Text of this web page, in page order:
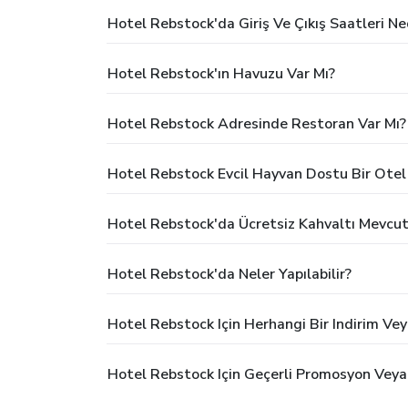
Hotel Rebstock'da Giriş Ve Çıkış Saatleri
Hotel Rebstock'ın Havuzu Var Mı?
Hotel Rebstock Adresinde Restoran Var Mı?
Hotel Rebstock Evcil Hayvan Dostu Bir Otel
Hotel Rebstock'da Ücretsiz Kahvaltı
Hotel Rebstock'da Neler Yapılabilir?
Hotel Rebstock Için Herhangi Bir Indirim
Hotel Rebstock Için Geçerli Promosyon Veya